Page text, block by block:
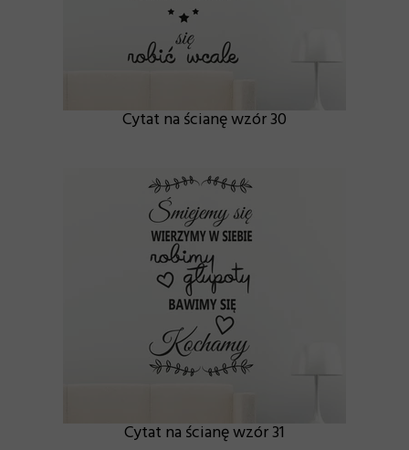
Cytat na ścianę wzór 30
Cytat na ścianę wzór 31